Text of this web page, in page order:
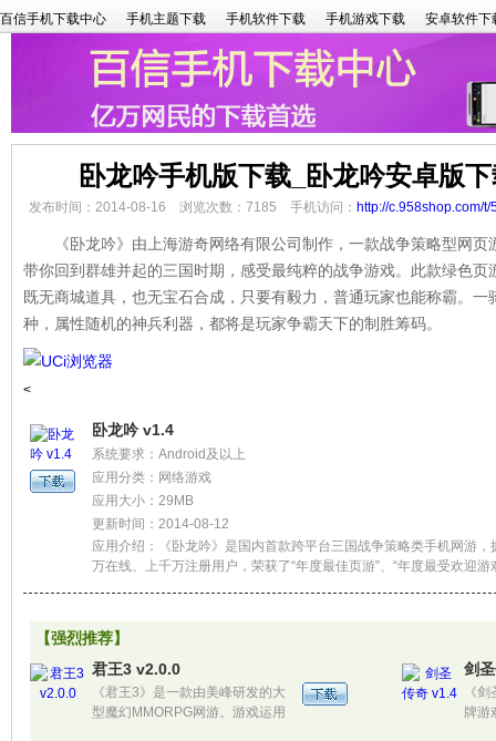
百信手机下载中心 手机主题下载 手机软件下载 手机游戏下载 安卓软件下
卧龙吟手机版下载_卧龙吟安卓版
发布时间：2014-08-16 浏览次数：7185 手机访问： http://c.958shop.com/t/
《卧龙吟》由上海游奇网络有限公司制作，一款战争策略型网页
带你回到群雄并起的三国时期，感受最纯粹的战争游戏。此款绿色
既无商城道具，也无宝石合成，只要有毅力，普通玩家也能称霸。
种，属性随机的神兵利器，都将是玩家争霸天下的制胜筹码。
<
卧龙吟 v1.4
系统要求：Android及以上
应用分类：网络游戏
应用大小：29MB
更新时间：2014-08-12
应用介绍：《卧龙吟》是国内首款跨平台三国战争策略类手机网游，
万在线、上千万注册用户，荣获了“年度最佳页游”、“年度最受欢迎游
【强烈推荐】
君王3 v2.0.0
《君王3》是一款由美峰研发的大
型魔幻MMORPG网游。游戏运用
剑
《
牌游